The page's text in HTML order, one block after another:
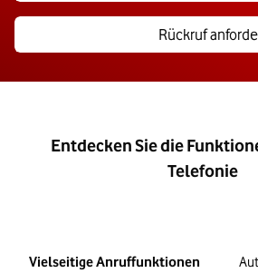
Rückruf
Entdecken Sie die
Telefonie
Vielseitige Anruffunktionen